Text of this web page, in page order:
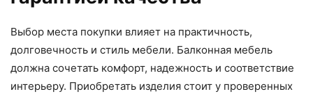
Выбор места покупки влияет на практичность,
долговечность и стиль мебели. Балконная мебель
должна сочетать комфорт, надежность и соответствие
интерьеру. Приобретать изделия стоит у проверенных